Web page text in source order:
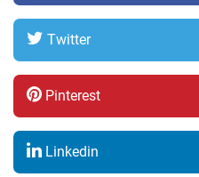
Twitter
Pinterest
Linkedin